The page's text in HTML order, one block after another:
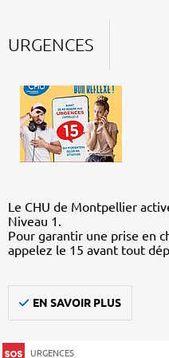
URGENCES
Le CHU de Montpellier
Niveau 1.
Pour garantir une prise en
appelez le 15 avant tout
EN SAVOIR PLUS
URGENCES